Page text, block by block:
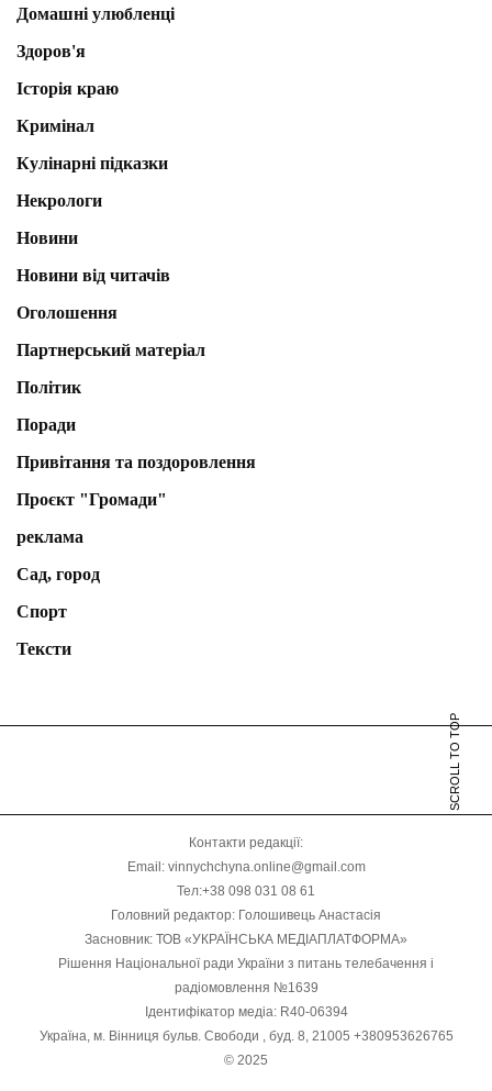
Домашні улюбленці
Здоров'я
Історія краю
Кримінал
Кулінарні підказки
Некрологи
Новини
Новини від читачів
Оголошення
Партнерський матеріал
Політик
Поради
Привітання та поздоровлення
Проєкт "Громади"
реклама
Сад, город
Спорт
Тексти
SCROLL TO TOP
Контакти редакції:
Email: vinnychchyna.online@gmail.com
Тел:+38 098 031 08 61
Головний редактор: Голошивець Анастасія
Засновник: ТОВ «УКРАЇНСЬКА МЕДІАПЛАТФОРМА»
Рішення Національної ради України з питань телебачення і
радіомовлення №1639
Ідентифікатор медіа: R40-06394
Україна, м. Вінниця бульв. Свободи , буд. 8, 21005 +380953626765
© 2025